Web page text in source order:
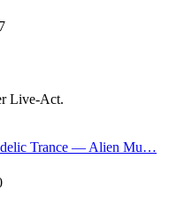
Beitrag
Live-Act.
Trance — Alien Mu…